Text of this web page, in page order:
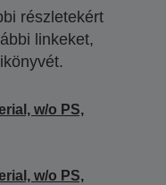
részletekért
linkeket,
w/o PS,
w/o PS,